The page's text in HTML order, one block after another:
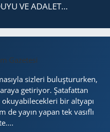
VE ADA­LET…
sizleri buluştururken,
getiriyor. Şatafattan
okuyabilecekleri bir altyapı
yayın yapan tek vasıflı